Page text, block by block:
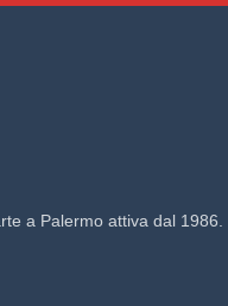
a Palermo attiva dal 1986.